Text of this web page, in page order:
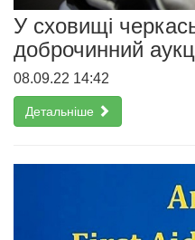
У сховищі
доброчинний
08.09.22 14:42
Детальніше